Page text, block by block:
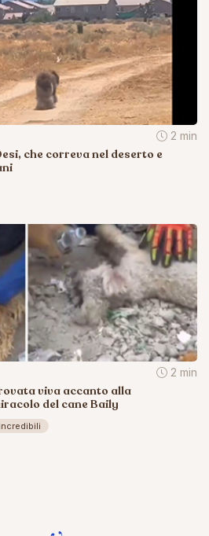
2 min
che correva nel deserto e
2 min
viva accanto alla
del cane Baily